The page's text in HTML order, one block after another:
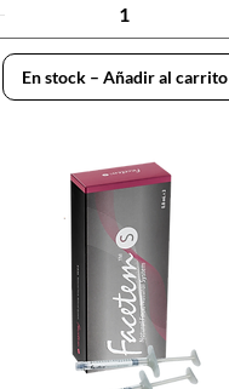
En stock – Añadir al carrito